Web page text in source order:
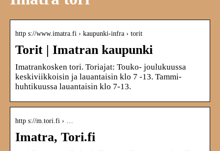
http s://www.imatra.fi › kaupunki-infra › torit
Torit | Imatran kaupunki
Imatrankosken tori. Toriajat: Touko- joulukuussa
keskiviikkoisin ja lauantaisin klo 7 -13. Tammi-
huhtikuussa lauantaisin klo 7-13.
http s://m.tori.fi › …
Imatra, Tori.fi